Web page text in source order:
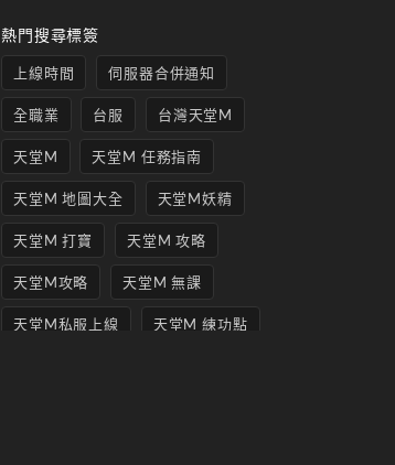
熱門搜尋標簽
上線時間 伺服器合併通知
全職業 台服 台灣天堂M
天堂M 天堂M 任務指南
天堂M 地圖大全 天堂M妖精
天堂M 打寶 天堂M 攻略
天堂M攻略 天堂M 無課
天堂M私服上線 天堂M 練功點